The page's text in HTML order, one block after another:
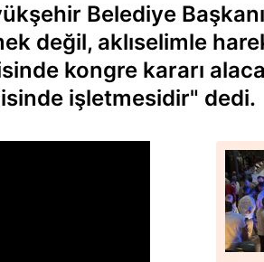
Belediye
değil, aklıselimle
kongre kararı
işletmesidir" dedi.